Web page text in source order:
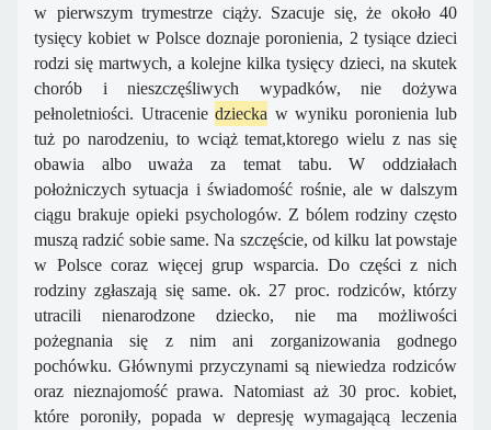
w pierwszym trymestrze ciąży. Szacuje się, że około 40
tysięcy kobiet w Polsce doznaje poronienia, 2 tysiące dzieci
rodzi się martwych, a kolejne kilka tysięcy dzieci, na skutek
chorób i nieszczęśliwych wypadków, nie dożywa
pełnoletniości. Utracenie dziecka w wyniku poronienia lub
tuż po narodzeniu, to wciąż temat,ktorego wielu z nas się
obawia albo uważa za temat tabu. W oddziałach
położniczych sytuacja i świadomość rośnie, ale w dalszym
ciągu brakuje opieki psychologów. Z bólem rodziny często
muszą radzić sobie same. Na szczęście, od kilku lat powstaje
w Polsce coraz więcej grup wsparcia. Do części z nich
rodziny zgłaszają się same. ok. 27 proc. rodziców, którzy
utracili nienarodzone dziecko, nie ma możliwości
pożegnania się z nim ani zorganizowania godnego
pochówku. Głównymi przyczynami są niewiedza rodziców
oraz nieznajomość prawa. Natomiast aż 30 proc. kobiet,
które poroniły, popada w depresję wymagającą leczenia